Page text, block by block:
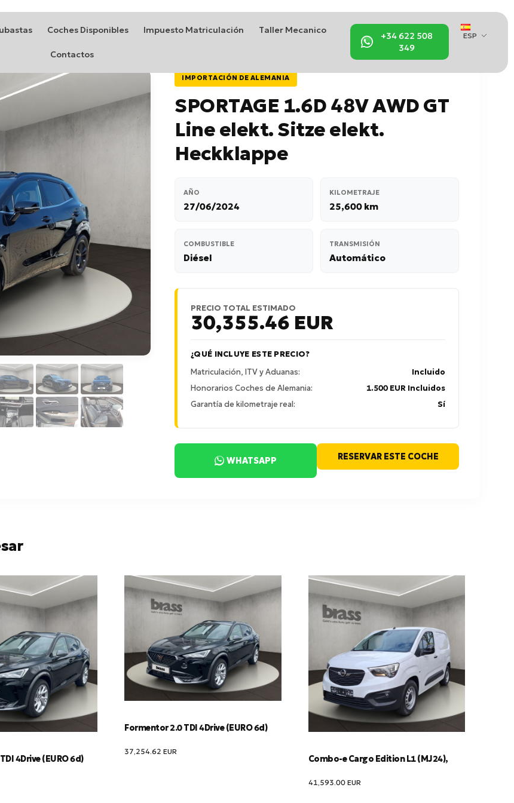
Coches Disponibles Impuesto Matriculación Taller Mecanico
Contactos
+34 622 508
349
ESP
IMPORTACIÓN DE ALEMANIA
SPORTAGE 1.6D 48V AWD GT
Line elekt. Sitze elekt.
Heckklappe
AÑO
27/06/2024
KILOMETRAJE
25,600 km
COMBUSTIBLE
Diésel
TRANSMISIÓN
Automático
PRECIO TOTAL ESTIMADO
30,355.46 EUR
¿QUÉ INCLUYE ESTE PRECIO?
Matriculación, ITV y Aduanas:
Incluido
Honorarios Coches de Alemania:
1.500 EUR Incluidos
Garantía de kilometraje real:
Sí
WHATSAPP RESERVAR ESTE COCHE
4Drive (EURO 6d)
Formentor 2.0 TDI 4Drive (EURO 6d)
37,254.62EUR
Combo-e Cargo Edition L1 (MJ24),
41,593.00 EUR